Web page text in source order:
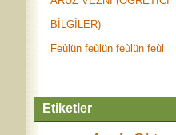
BİLGİLER)
Feùlün feùlün feùlün feùl
Etiketler